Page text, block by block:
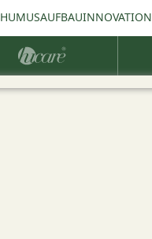
HUMUSAUFBAUINNOVATION